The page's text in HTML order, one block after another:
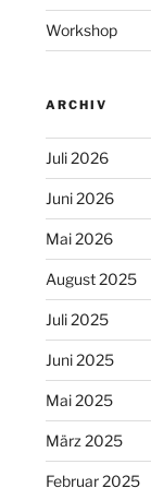
Workshop
ARCHIV
Juli 2026
Juni 2026
Mai 2026
August 2025
Juli 2025
Juni 2025
Mai 2025
März 2025
Februar 2025